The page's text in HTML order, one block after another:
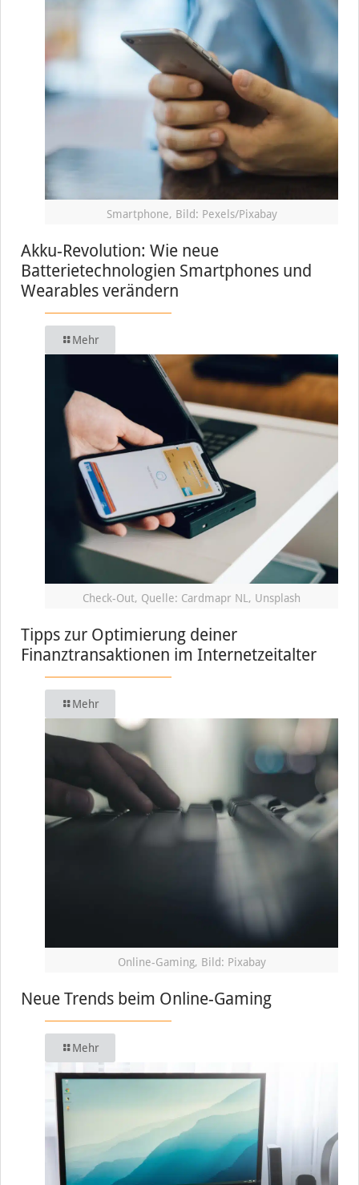
Smartphone, Bild: Pexels/Pixabay
Akku-Revolution: Wie neue
Batterietechnologien Smartphones und
Wearables verändern
Mehr
Check-Out, Quelle: Cardmapr NL, Unsplash
Tipps zur Optimierung deiner
Finanztransaktionen im Internetzeitalter
Mehr
Online-Gaming, Bild: Pixabay
Neue Trends beim Online-Gaming
Mehr